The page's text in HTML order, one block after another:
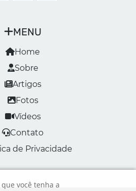
MENU
Home
Sobre
Artigos
Fotos
Vídeos
Contato
de Privacidade
você tenha a